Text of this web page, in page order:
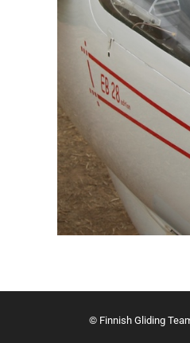
© Finnish Gliding